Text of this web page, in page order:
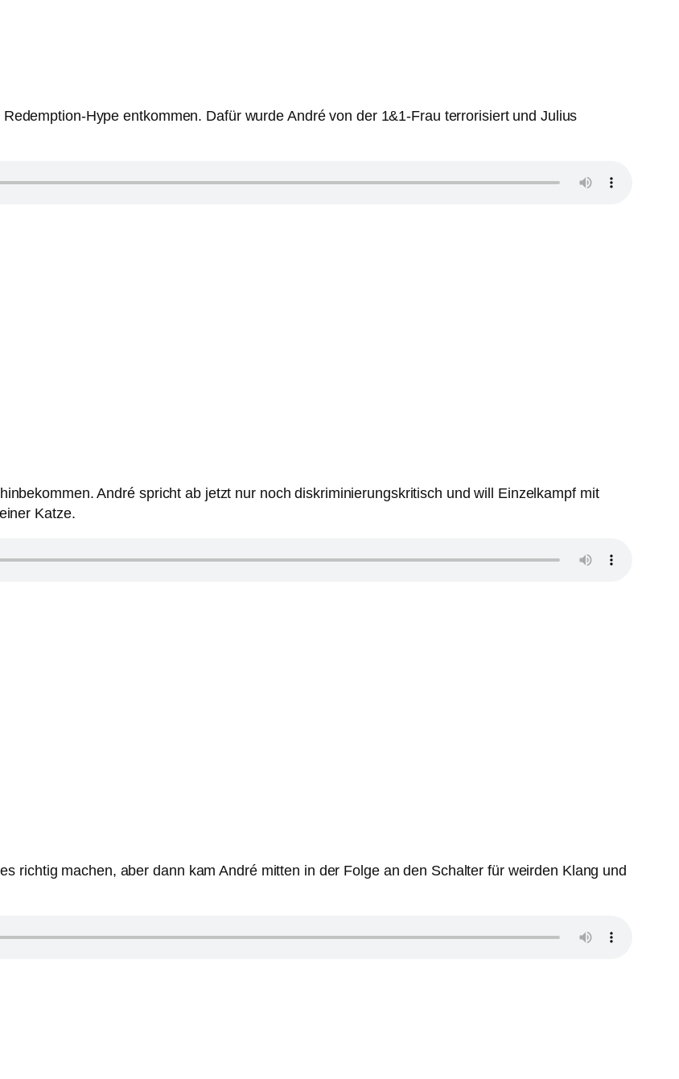
Hype entkommen. Dafür wurde André von der 1&1-Frau terrorisiert und Julius
André spricht ab jetzt nur noch diskriminierungskritisch und will Einzelkampf mit
Katze.
richtig machen, aber dann kam André mitten in der Folge an den Schalter für weirden Klang und